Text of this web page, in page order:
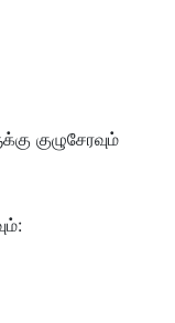
குழுசேரவும்